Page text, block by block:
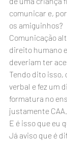
comunicar e,
os amiguinhos?
Comunicação
direito humano
deveriam ter
Tendo dito isso,
verbal e fez um
formatura no
justamente CAA.
E é isso que eu
Já aviso que é